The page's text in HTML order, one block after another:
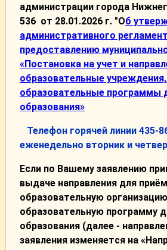
администрации города
536 от 28.01.2026 г. "Об
административного
предоставлению
«Постановка на учет и
образовательные
образовательные программы
образования»
Телефон горячей линии 435-
еженедельно вторник и
Если по Вашему заявлению
выдаче направления для
образовательную
образовательную программу
образования (далее -
заявления изменяется на